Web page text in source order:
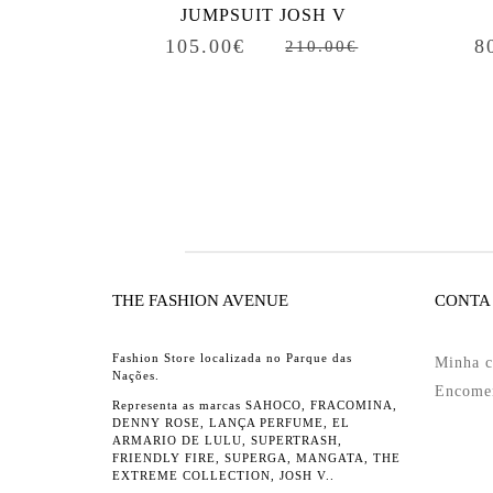
JUMPSUIT JOSH V
210.00€
105.00€
THE FASHION AVENUE
Fashion Store localizada no Parque das
Nações.
Representa as marcas SAHOCO, FRACOMINA,
DENNY ROSE, LANÇA PERFUME, EL
ARMARIO DE LULU, SUPERTRASH,
FRIENDLY FIRE, SUPERGA, MANGATA, THE
EXTREME COLLECTION, JOSH V..
CONTA
Minha